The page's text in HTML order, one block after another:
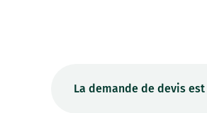
La demande de devis